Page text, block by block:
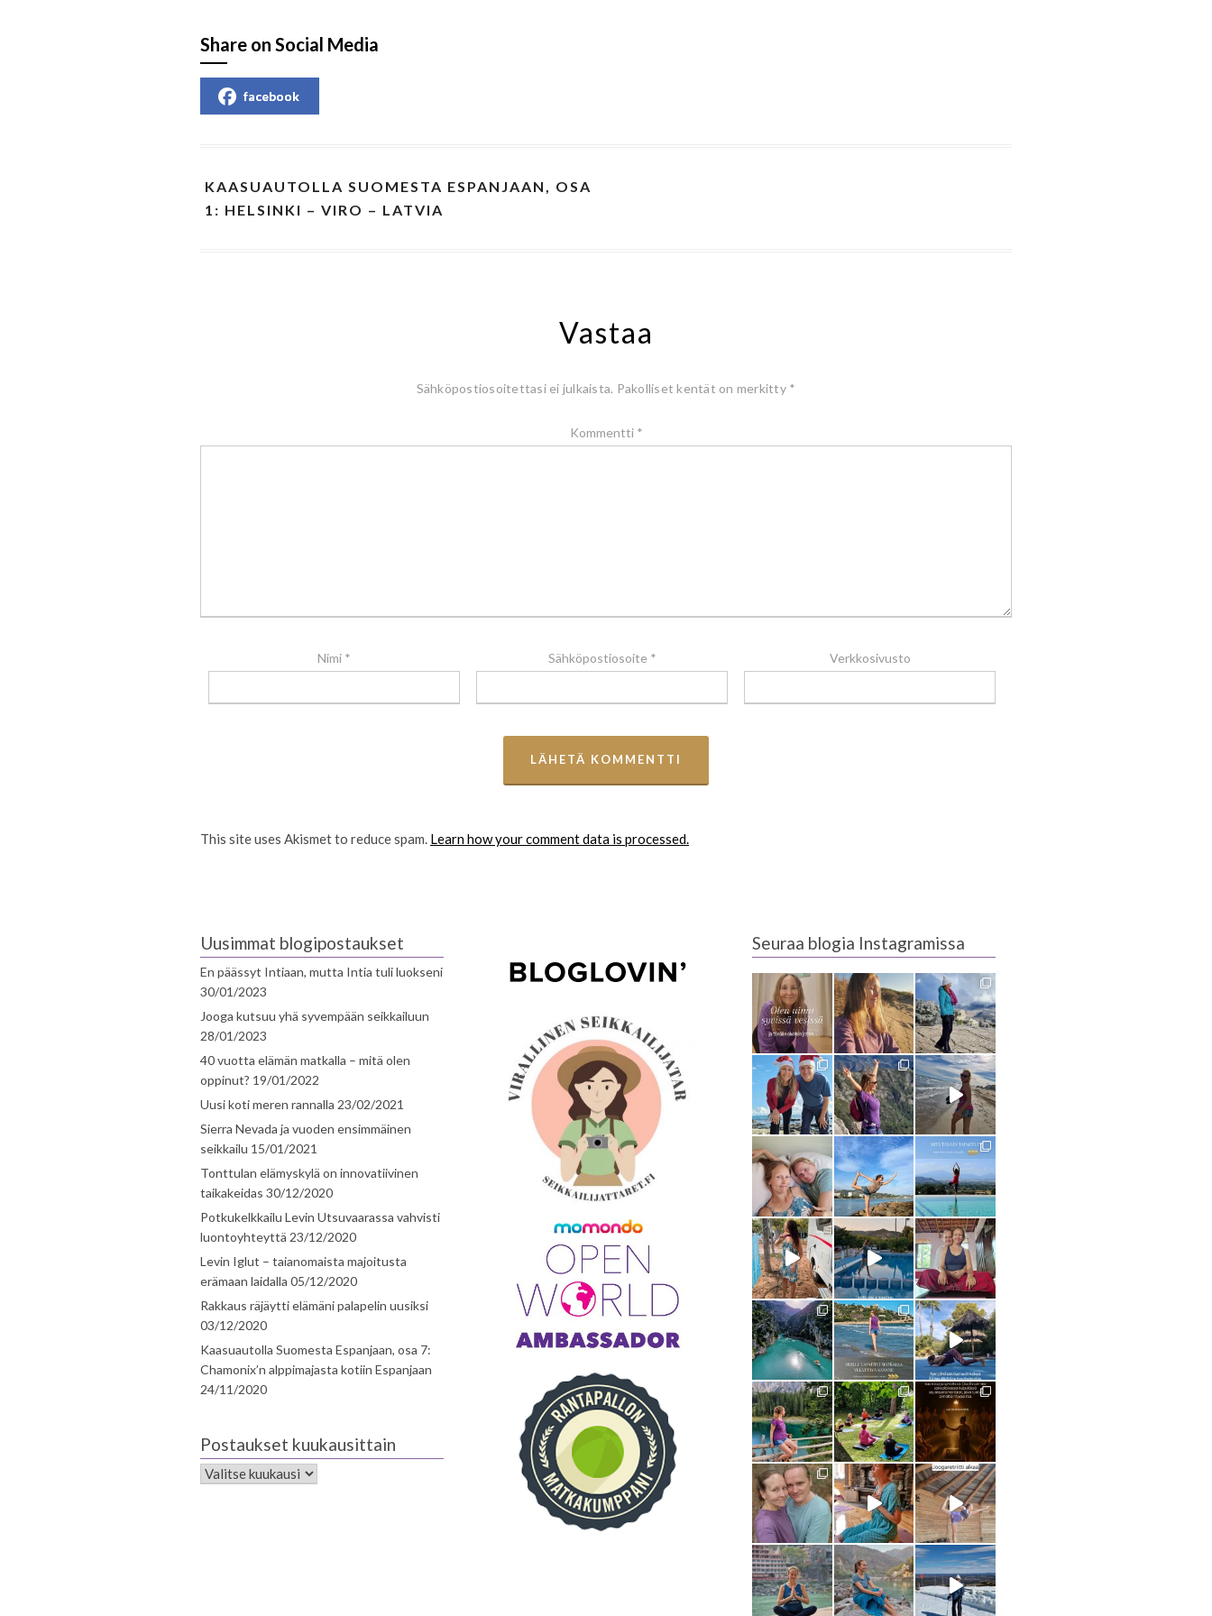
Share on Social Media
facebook
KAASUAUTOLLA SUOMESTA ESPANJAAN, OSA
1: HELSINKI – VIRO – LATVIA
Vastaa
Sähköpostiosoitettasi ei julkaista. Pakolliset kentät on merkitty *
Kommentti *
Nimi * Sähköpostiosoite * Verkkosivusto
This site uses Akismet to reduce spam. Learn how your comment data is processed.
Uusimmat blogipostaukset
En päässyt Intiaan, mutta Intia tuli luokseni
30/01/2023
Jooga kutsuu yhä syvempään seikkailuun
28/01/2023
40 vuotta elämän matkalla – mitä olen
oppinut? 19/01/2022
Uusi koti meren rannalla 23/02/2021
Sierra Nevada ja vuoden ensimmäinen
seikkailu 15/01/2021
Tonttulan elämyskylä on innovatiivinen
taikakeidas 30/12/2020
Potkukelkkailu Levin Utsuvaarassa vahvisti
luontoyhteyttä 23/12/2020
Levin Iglut – taianomaista majoitusta
erämaan laidalla 05/12/2020
Rakkaus räjäytti elämäni palapelin uusiksi
03/12/2020
Kaasuautolla Suomesta Espanjaan, osa 7:
Chamonix’n alppimajasta kotiin Espanjaan
24/11/2020
Postaukset kuukausittain
Seuraa blogia Instagramissa